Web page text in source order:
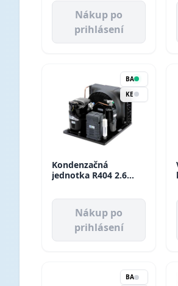
Nákup po
prihlásení
BA
KE
Kondenzačná
jednotka R404 2.6
1176W/-10
Nákup po
prihlásení
BA